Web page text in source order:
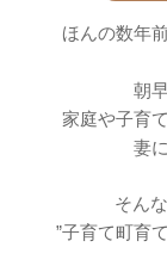
ほんの数年
朝
家庭や子育
妻
そん
”子育て町育